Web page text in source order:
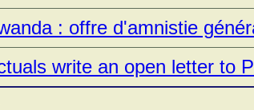
: offre d'amnistie
write an open letter to